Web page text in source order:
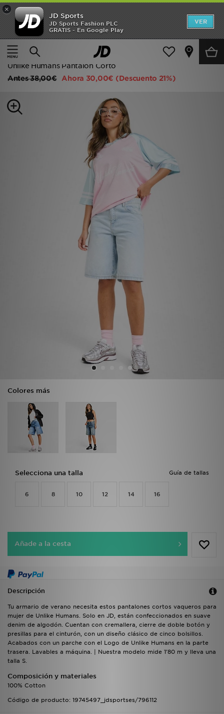
×
JD Sports
JD Sports Fashion PLC
GRATIS - En Google Play
VER
Página principal
Mujer
Ropa de mujer
Unlike Humans Pantalón Corto
Antes38,00€ Ahora 30,00€ (Descuento 21%)
Colores más
Guía de tallas
Selecciona una talla
6 8 10 12 14 16
Añade a la cesta
Descripción
Tu armario de verano necesita estos pantalones cortos vaqueros para
mujer de Unlike Humans. Solo en JD, están confeccionados en suave
denim de algodón. Cuentan con cremallera, cierre de doble botón y
presillas para el cinturón, con un diseño clásico de cinco bolsillos.
Acabados con un parche con el Logo de Unlike Humans en la parte
trasera. Lavables a máquina. | Nuestra modelo mide 1'80 m y lleva una
talla S.
Composición y materiales
100% Cotton
Código de producto: 19745497_jdsportses/796112
Hombre
Mujer
Niños
Estilo